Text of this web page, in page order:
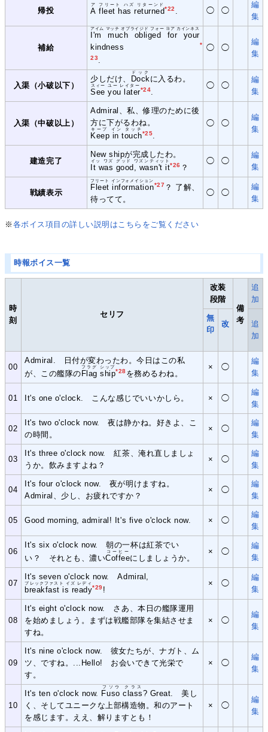
帰投 A fleet has returned
ア フリート ハズ リターンド
*22. ◯ ◯
編
集
補給
I'm much obliged for your
kindness
アイム マッチ オブライジド フォー ヨア カインネス
*
23.
◯ ◯
編
集
入渠（小破以下）
少しだけ、 Dock
ドック
に入るわ。
See you later
スィー ユー レイター
*24.
◯ ◯
編
集
入渠（中破以上）
Admiral、私、修理のために後
方に下がるわね。
Keep in touch
キープ イン タッチ
*25.
◯ ◯
編
集
建造完了
New shipが完成したわ。
It was good, wasn't it
イッ ワズ グッド ワズンティット
*26 ？
◯ ◯
編
集
戦績表示
Fleet information
フリート インフォメイション
*27 ？ 了解、
待ってて。
◯ ◯
編
集
※ 各ボイス項目の詳しい説明はこちらをご覧ください
時報ボイス一覧
時
刻
セリフ
改装
段階
備
考
追
加
無
印
改
追
加
00
Admiral. 日付が変わったわ。今日はこの私
が、この艦隊のFlag ship
フラグ シップ
*28を務めるわね。
× ◯
編
集
01 It's one o'clock. こんな感じでいいかしら。 × ◯
編
集
02
It's two o'clock now. 夜は静かね。好きよ、こ
の時間。
× ◯
編
集
03
It's three o'clock now. 紅茶、淹れ直しましょ
うか。飲みますよね？
× ◯
編
集
04
It's four o'clock now. 夜が明けますね。
Admiral、少し、お疲れですか？
× ◯
編
集
05 Good morning, admiral! It's five o'clock now. × ◯
編
集
06
It's six o'clock now. 朝の一杯は紅茶でい
い？ それとも、濃いCoffee
コーヒー
にしましょうか。
× ◯
編
集
07
It's seven o'clock now. Admiral,
breakfast is ready
ブレックファスト イズ レディ
*29!
× ◯
編
集
08
It's eight o'clock now. さあ、本日の艦隊運用
を始めましょう。まずは戦艦部隊を集結させま
すね。
× ◯
編
集
09
It's nine o'clock now. 彼女たちが、ナガト、ム
ツ、ですね。...Hello! お会いできて光栄で
す。
× ◯
編
集
10
It's ten o'clock now. Fuso class
フソウ クラス
? Great. 美し
く、そしてユニークな上部構造物。和のアート
を感じます。ええ、解りますとも！
× ◯
編
集